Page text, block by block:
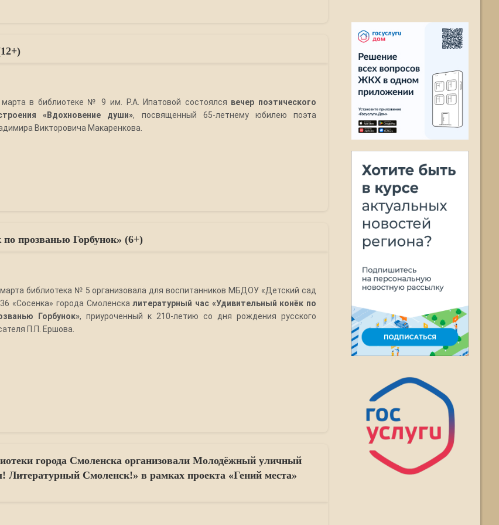
в библиотеке № 9 им. Р.А. Ипатовой состоялся вечер поэтического
«Вдохновение души», посвященный 65-летнему юбилею поэта
Викторовича Макаренкова.
прозванью Горбунок» (6+)
библиотека № 5 организовала для воспитанников МБДОУ «Детский сад
«Сосенка» города Смоленскалитературный час «Удивительный конёк по
Горбунок», приуроченный к 210-летию со дня рождения русского
П.П. Ершова.
города Смоленска организовали Молодёжный уличный
Литературный Смоленск!» в рамках проекта «Гений места»